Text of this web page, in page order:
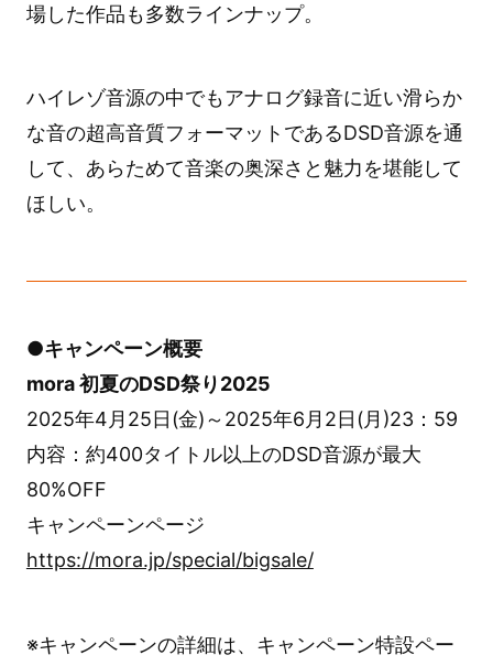
場した作品も多数ラインナップ。
ハイレゾ音源の中でもアナログ録音に近い滑らか
な音の超高音質フォーマットであるDSD音源を通
して、あらためて音楽の奥深さと魅力を堪能して
ほしい。
●キャンペーン概要
mora 初夏のDSD祭り2025
2025年4月25日(金)～2025年6月2日(月)23：59
内容：約400タイトル以上のDSD音源が最大
80%OFF
キャンペーンページ
https://mora.jp/special/bigsale/
※キャンペーンの詳細は、キャンペーン特設ペー